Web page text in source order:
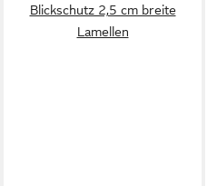
Blickschutz 2,5 cm breite
Lamellen